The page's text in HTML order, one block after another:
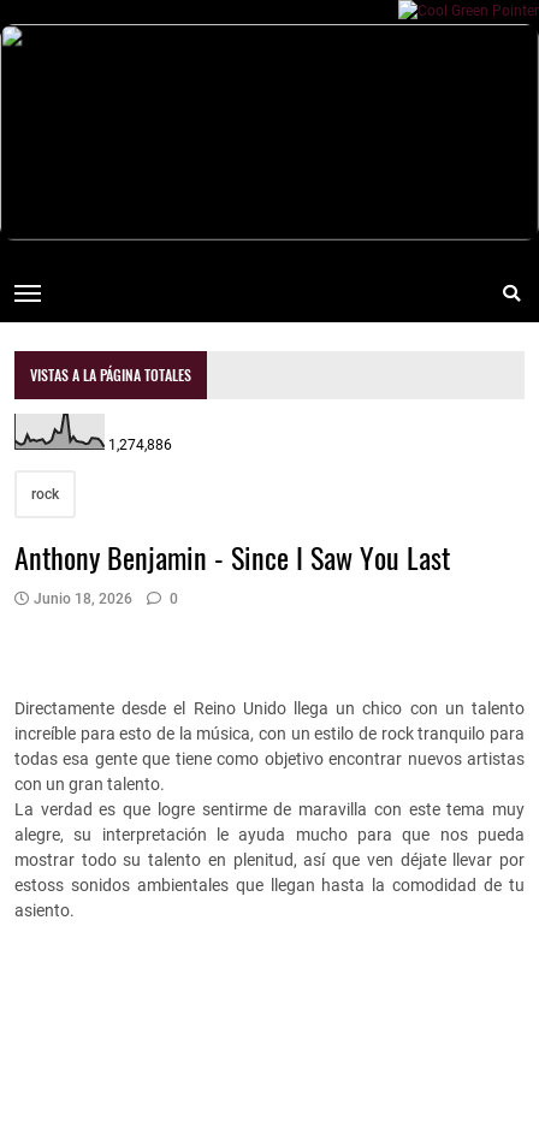
VISTAS A LA PÁGINA TOTALES
1,274,886
rock
Anthony Benjamin - Since I Saw You Last
Junio 18, 2026 0
Directamente desde el Reino Unido llega un chico con un talento
increíble para esto de la música, con un estilo de rock tranquilo para
todas esa gente que tiene como objetivo encontrar nuevos artistas
con un gran talento.
La verdad es que logre sentirme de maravilla con este tema muy
alegre, su interpretación le ayuda mucho para que nos pueda
mostrar todo su talento en plenitud, así que ven déjate llevar por
estoss sonidos ambientales que llegan hasta la comodidad de tu
asiento.